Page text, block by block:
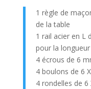
1 règle de
de la table
1 rail acier en L
pour la
4 écrous de 6
4 boulons de 6
4 rondelles de 6